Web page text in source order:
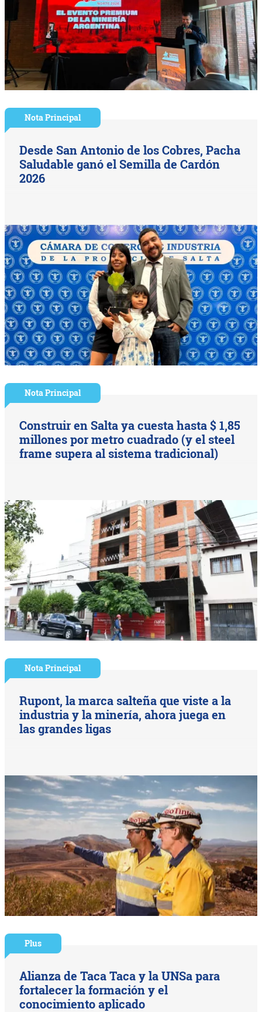
Nota Principal
Desde San Antonio de los Cobres, Pacha
Saludable ganó el Semilla de Cardón
2026
Nota Principal
Construir en Salta ya cuesta hasta $ 1,85
millones por metro cuadrado (y el steel
frame supera al sistema tradicional)
Nota Principal
Rupont, la marca salteña que viste a la
industria y la minería, ahora juega en
las grandes ligas
Plus
Alianza de Taca Taca y la UNSa para
fortalecer la formación y el
conocimiento aplicado